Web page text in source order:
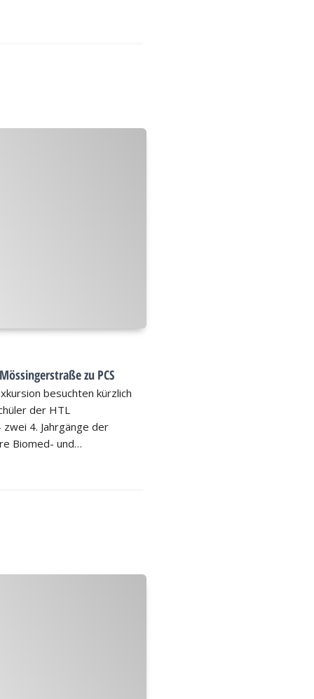
zu PCS
besuchten kürzlich
der HTL
4. Jahrgänge der
Biomed- und…